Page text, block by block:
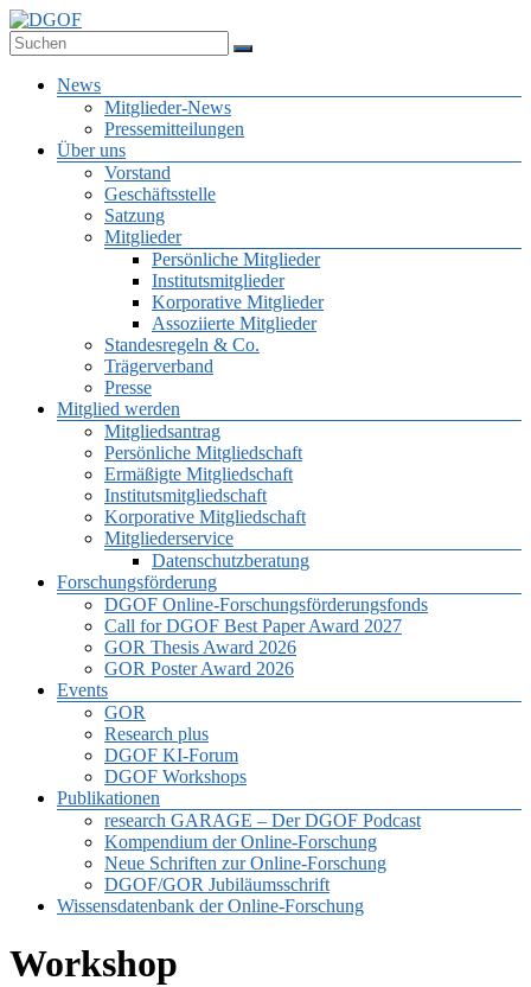
Zum
Inhalt
springen
Deutsche Gesellschaft für Online-Forschung e.V.
Menü
News
Mitglieder-News
Pressemitteilungen
Über uns
Vorstand
Geschäftsstelle
Satzung
Mitglieder
Persönliche Mitglieder
Institutsmitglieder
Korporative Mitglieder
Assoziierte Mitglieder
Standesregeln & Co.
Trägerverband
Presse
Mitglied werden
Mitgliedsantrag
Persönliche Mitgliedschaft
Ermäßigte Mitgliedschaft
Institutsmitgliedschaft
Korporative Mitgliedschaft
Mitgliederservice
Datenschutzberatung
Forschungsförderung
DGOF Online-Forschungsförderungsfonds
Call for DGOF Best Paper Award 2027
GOR Thesis Award 2026
GOR Poster Award 2026
Events
GOR
Research plus
DGOF KI-Forum
DGOF Workshops
Publikationen
research GARAGE – Der DGOF Podcast
Kompendium der Online-Forschung
Neue Schriften zur Online-Forschung
DGOF/GOR Jubiläumsschrift
Wissensdatenbank der Online-Forschung
Workshop